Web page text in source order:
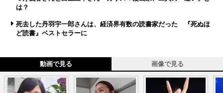
は？
死去した丹羽宇一郎さんは、経済界有数の読書家だった 『死ぬほ
ど読書』ベストセラーに
動画で見る 画像で見る